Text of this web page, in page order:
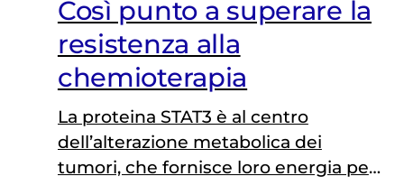
Così punto a superare la
resistenza alla
chemioterapia
La proteina STAT3 è al centro
dell’alterazione metabolica dei
tumori, che fornisce loro energia per